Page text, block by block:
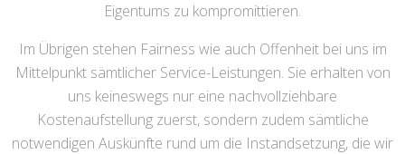
Eigentums zu kompromittieren.
Im Übrigen stehen Fairness wie auch Offenheit bei uns im
Mittelpunkt sämtlicher Service-Leistungen. Sie erhalten von
uns keineswegs nur eine nachvollziehbare
Kostenaufstellung zuerst, sondern zudem sämtliche
notwendigen Auskünfte rund um die Instandsetzung, die wir